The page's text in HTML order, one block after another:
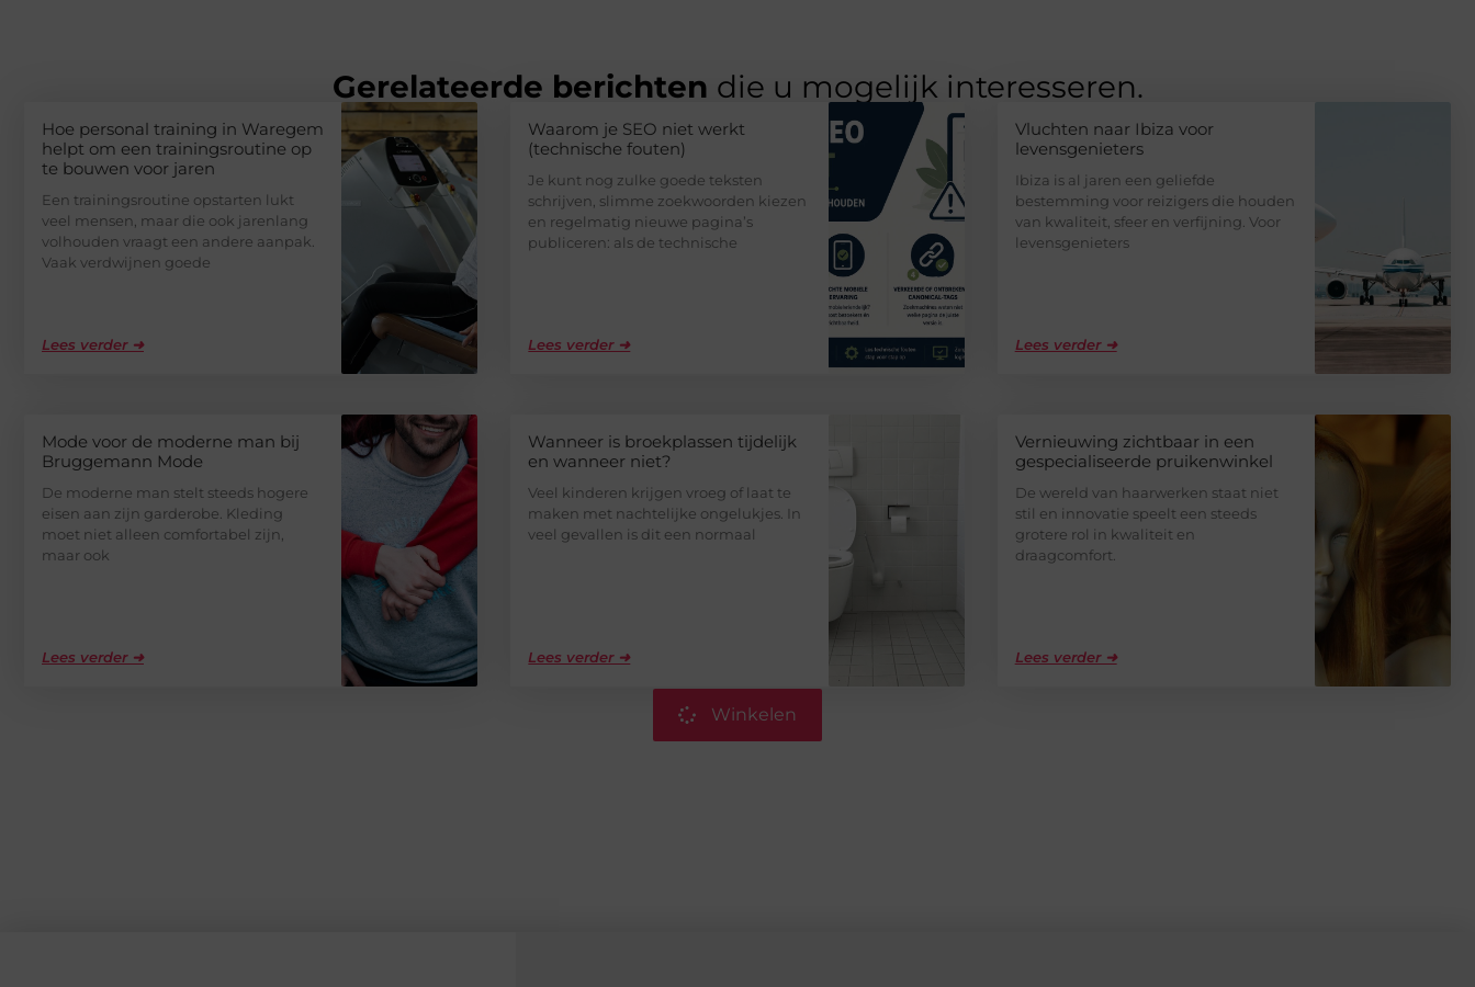
Gerelateerde berichten die u mogelijk interesseren.
Hoe personal training in Waregem
helpt om een trainingsroutine op
te bouwen voor jaren
Een trainingsroutine opstarten lukt
veel mensen, maar die ook jarenlang
volhouden vraagt een andere aanpak.
Vaak verdwijnen goede
Lees verder ➜
Waarom je SEO niet werkt
(technische fouten)
Je kunt nog zulke goede teksten
schrijven, slimme zoekwoorden kiezen
en regelmatig nieuwe pagina’s
publiceren: als de technische
Lees verder ➜
Vluchten naar Ibiza voor
levensgenieters
Ibiza is al jaren een geliefde
bestemming voor reizigers die houden
van kwaliteit, sfeer en verfijning. Voor
levensgenieters
Lees verder ➜
Mode voor de moderne man bij
Bruggemann Mode
De moderne man stelt steeds hogere
eisen aan zijn garderobe. Kleding
moet niet alleen comfortabel zijn,
maar ook
Lees verder ➜
Wanneer is broekplassen tijdelijk
en wanneer niet?
Veel kinderen krijgen vroeg of laat te
maken met nachtelijke ongelukjes. In
veel gevallen is dit een normaal
Lees verder ➜
Vernieuwing zichtbaar in een
gespecialiseerde pruikenwinkel
De wereld van haarwerken staat niet
stil en innovatie speelt een steeds
grotere rol in kwaliteit en
draagcomfort.
Lees verder ➜
Winkelen